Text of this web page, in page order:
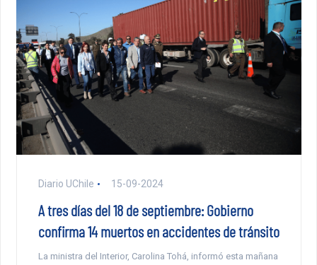
Diario UChile 15-09-2024
A tres días del 18 de septiembre: Gobierno
confirma 14 muertos en accidentes de tránsito
La ministra del Interior, Carolina Tohá, informó esta mañana